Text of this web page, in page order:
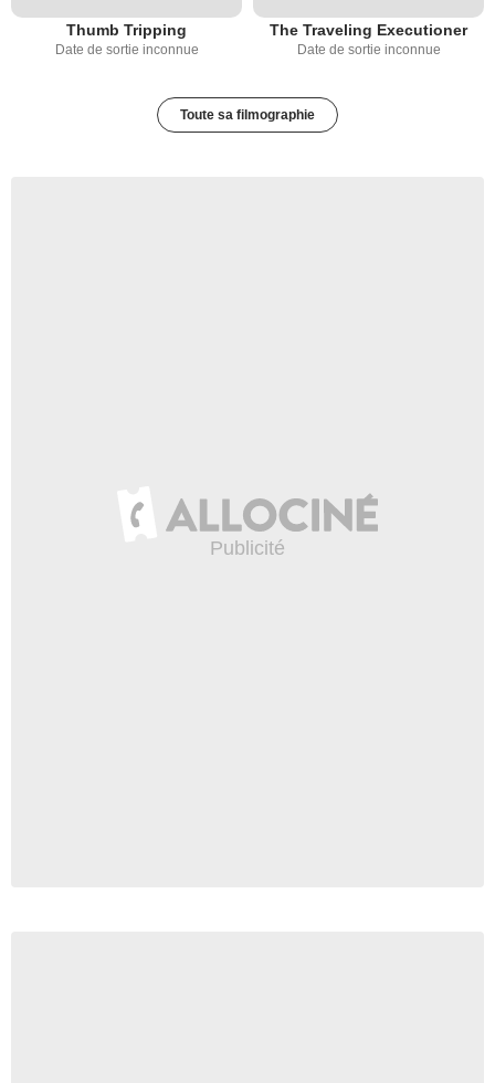
Thumb Tripping
Date de sortie inconnue
The Traveling Executioner
Date de sortie inconnue
Toute sa filmographie